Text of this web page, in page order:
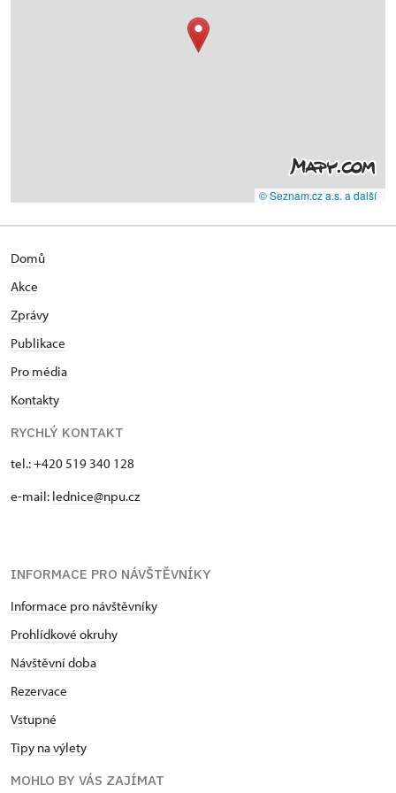
© Seznam.cz a.s. a další
Domů
Akce
Zprávy
Publikace
Pro média
Kontakty
RYCHLÝ KONTAKT
tel.: +420 519 340 128
e-mail: lednice@npu.cz
INFORMACE PRO NÁVŠTĚVNÍKY
Informace pro návštěvníky
Prohlídkové okruhy
Návštěvní doba
Rezervace
Vstupné
Tipy na výlety
MOHLO BY VÁS ZAJÍMAT